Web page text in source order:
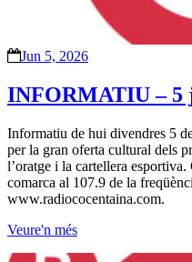
Jun 5, 2026
INFORMATIU – 5
Informatiu de hui divendres 5
per la gran oferta cultural dels
l’oratge i la cartellera
comarca al 107.9 de la
www.radiococentaina.com.
Veure'n més